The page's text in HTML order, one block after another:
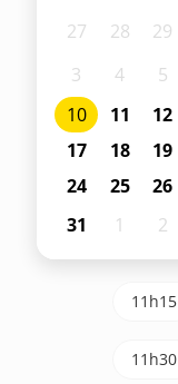
27 28 29
3
4 5
10
11 12
17
18 19
24
25 26
31
1 2
11h15
11h30